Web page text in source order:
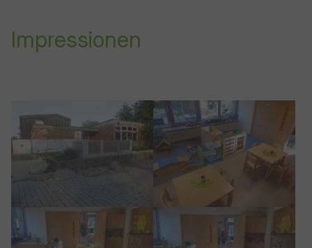
Impressionen
Show larger version for:Show larger version for:
Show larger version for:Show larger version for: